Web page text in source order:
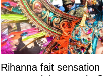
Rihanna fait